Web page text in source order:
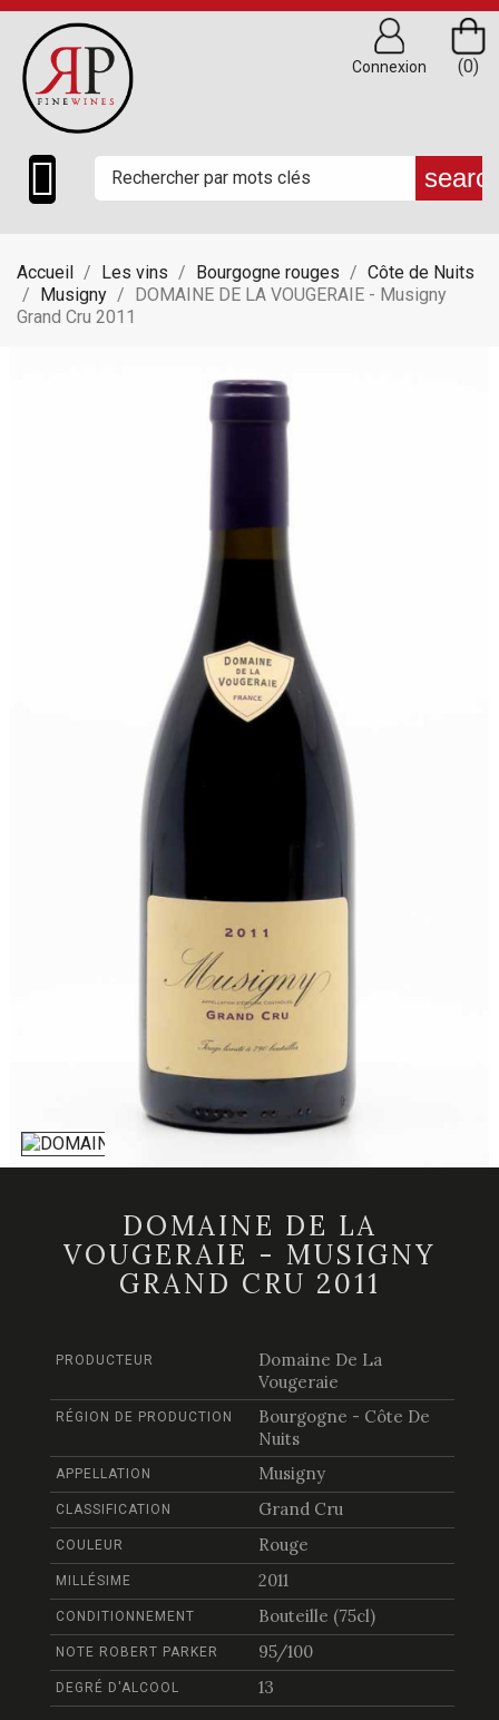

(0)
Connexion
Accueil Les vins Bourgogne rouges
Côte de Nuits
Musigny
DOMAINE DE LA VOUGERAIE - Musigny
Grand Cru 2011
DOMAINE DE LA
VOUGERAIE - MUSIGNY
GRAND CRU 2011
PRODUCTEUR
Domaine De La
Vougeraie
RÉGION DE PRODUCTION
Bourgogne - Côte De
Nuits
APPELLATION Musigny
CLASSIFICATION Grand Cru
COULEUR Rouge
MILLÉSIME 2011
CONDITIONNEMENT Bouteille (75cl)
NOTE ROBERT PARKER 95/100
DEGRÉ D'ALCOOL 13